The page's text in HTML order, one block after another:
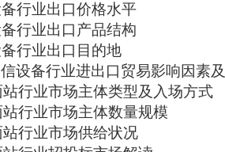
备行业出口价格水平
备行业出口产品结构
备行业出口目的地
设备行业进出口贸易影响因素
行业市场主体类型及入场方式
行业市场主体数量规模
行业市场供给状况